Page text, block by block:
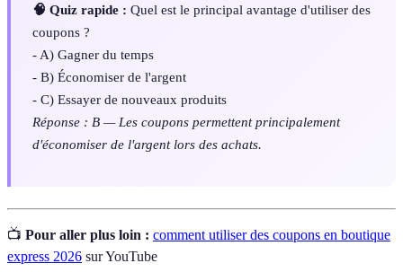
🧠 Quiz rapide : Quel est le principal avantage d'utiliser des
coupons ?
- A) Gagner du temps
- B) Économiser de l'argent
- C) Essayer de nouveaux produits
Réponse : B — Les coupons permettent principalement
d'économiser de l'argent lors des achats.
📺 Pour aller plus loin : comment utiliser des coupons en boutique
express 2026 sur YouTube